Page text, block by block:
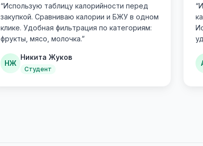
“Использую таблицу калорийности перед
закупкой. Сравниваю калории и БЖУ в одном
клике. Удобная фильтрация по категориям:
фрукты, мясо, молочка.”
НЖ
Никита Жуков
Студент
“